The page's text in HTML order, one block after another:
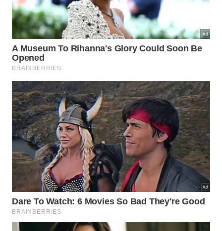
poder dos sacerdotes e a própria vontade
dos deuses antigos.
Elas integravam o núcleo estrutural que
mantinha vivo o coração espiritual de Tebas,
demonstrando que a música sacra atuava
como ferramenta de governança moral e